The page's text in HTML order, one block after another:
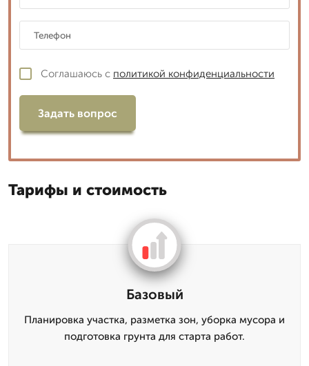
Соглашаюсь с политикой конфиденциальности
Задать вопрос
Тарифы и стоимость
Базовый
Планировка участка, разметка зон, уборка мусора и
подготовка грунта для старта работ.